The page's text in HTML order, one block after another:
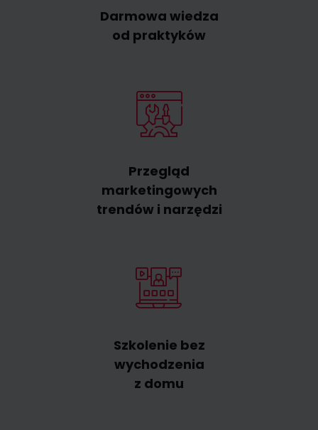
Darmowa wiedza
od praktyków
Przegląd
marketingowych
trendów i narzędzi
Szkolenie bez
wychodzenia
z domu